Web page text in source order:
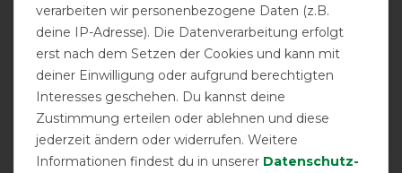
EXCELLENT
Horseware Amigo Ripstop
900 100g - Navy/Titanium
Grey, 155
verarbeiten wir personenbezogene Daten (z.B.
deine IP-Adresse). Die Datenverarbeitung erfolgt
erst nach dem Setzen der Cookies und kann mit
deiner Einwilligung oder aufgrund berechtigten
Interesses geschehen. Du kannst deine
Zustimmung erteilen oder ablehnen und diese
jederzeit ändern oder widerrufen. Weitere
Informationen findest du in unserer Daten­schutz­